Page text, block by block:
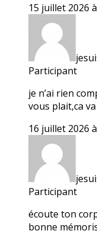
15 juillet 2026
Participant
je n’ai rien
vous plait,ca
16 juillet 2026
Participant
écoute ton
bonne